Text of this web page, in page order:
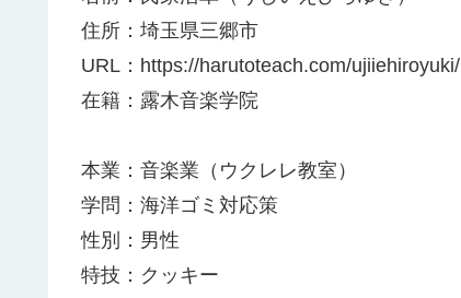
住所：埼玉県三郷市
URL：https://harutoteach.com/ujiiehiroyuki/
在籍：露木音楽学院
本業：音楽業（ウクレレ教室）
学問：海洋ゴミ対応策
性別：男性
特技：クッキー